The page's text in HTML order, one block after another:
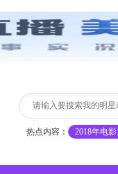
热点内容： 2018年电